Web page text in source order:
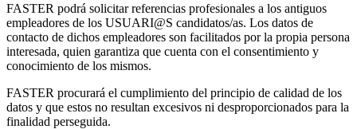
FASTER podrá solicitar referencias profesionales a los antiguos
empleadores de los USUARI@S candidatos/as. Los datos de
contacto de dichos empleadores son facilitados por la propia persona
interesada, quien garantiza que cuenta con el consentimiento y
conocimiento de los mismos.
FASTER procurará el cumplimiento del principio de calidad de los
datos y que estos no resultan excesivos ni desproporcionados para la
finalidad perseguida.